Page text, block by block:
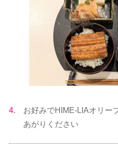
4.
お好みでHIME-LIAオリー
あがりください